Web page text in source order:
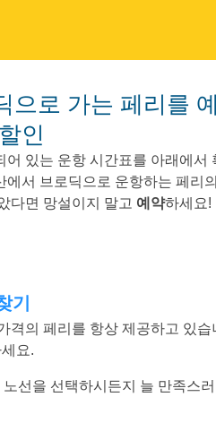
인
있는 운항 시간표를 아래에서
서 브로딕으로 운항하는 페리
다면 망설이지 말고 예약하세요!
기
의 페리를 항상 제공하고 있
요.
선을 선택하시든지 늘 만족스